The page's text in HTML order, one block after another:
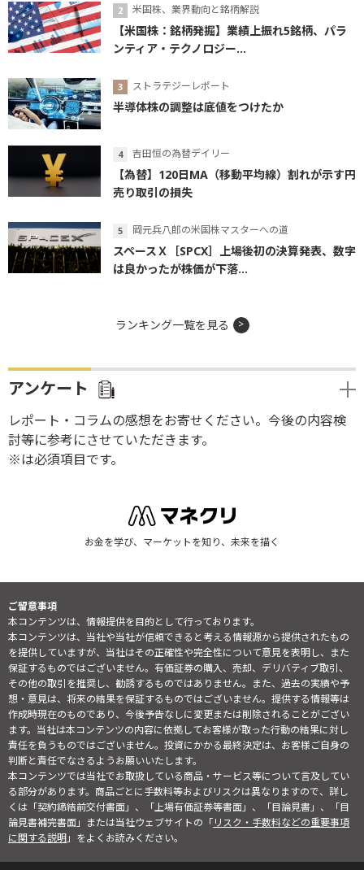
米国株、業界動向と銘柄解説
【米国株：銘柄発掘】業績上振れ5銘柄、パラ
ンティア・テクノロジー...
ストラテジーレポート
半導体株の調整は底値をつけたか
吉田恒の為替デイリー
【為替】120日MA（移動平均線）割れが示す円
売り取引の損失
岡元兵八郎の米国株マスターへの道
スペースＸ［SPCX］上場後初の決算発表、数字
は良かったが株価が下落...
ランキング一覧を見る
アンケート
レポート・コラムの感想をお寄せください。今後の内容検
討等に参考にさせていただきます。
※は必須項目です。
お金を学び、マーケットを知り、未来を描く
ご留意事項
本コンテンツは、情報提供を目的として行っております。
本コンテンツは、当社や当社が信頼できると考える情報源から提供されたもの
を提供していますが、当社はその正確性や完全性について意見を表明し、また
保証するものではございません。有価証券の購入、売却、デリバティブ取引、
その他の取引を推奨し、勧誘するものではありません。また、過去の実績や予
想・意見は、将来の結果を保証するものではございません。提供する情報等は
作成時現在のものであり、今後予告なしに変更または削除されることがござい
ます。当社は本コンテンツの内容に依拠してお客様が取った行動の結果に対し
責任を負うものではございません。投資にかかる最終決定は、お客様ご自身の
判断と責任でなさるようお願いいたします。
本コンテンツでは当社でお取扱している商品・サービス等について言及してい
る部分があります。商品ごとに手数料等およびリスクは異なりますので、詳し
くは「契約締結前交付書面」、「上場有価証券等書面」、「目論見書」、「目
論見書補完書面」または当社ウェブサイトの「リスク・手数料などの重要事項
に関する説明」をよくお読みください。